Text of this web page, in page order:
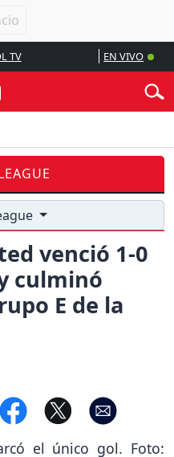
TV EN VIVO
venció 1-0
culminó
E de la